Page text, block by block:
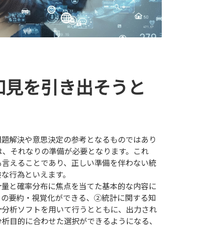
を引き出そうと
解決や意思決定の参考となるものではあり
それなりの準備が必要となります。これ
えることであり、正しい準備を伴わない統
行為といえます。
と確率分布に焦点を当てた基本的な内容に
要約・視覚化ができる、②統計に関する知
析ソフトを用いて行うとともに、出力され
目的に合わせた選択ができるようになる、